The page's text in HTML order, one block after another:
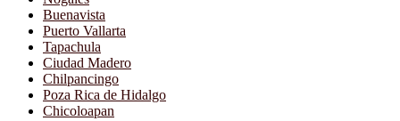
Buenavista
Puerto Vallarta
Tapachula
Ciudad Madero
Chilpancingo
Poza Rica de Hidalgo
Chicoloapan